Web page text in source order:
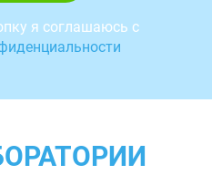
я соглашаюсь с